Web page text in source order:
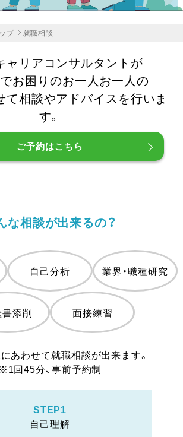
プ 就職相談
ャリアコンサルタントが
お困りのお一人お一人の
て相談やアドバイスを行いま
す。
ご予約はこちら
な相談が出来るの？
自己分析 業界・職種研究
添削 面接練習
あわせて就職相談が出来ます。
※1回45分、事前予約制
STEP1
自己理解